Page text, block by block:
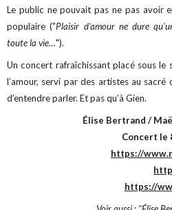
Le public ne pouvait pas ne pas avoir
populaire ("Plaisir d'amour ne dure
toute la vie…").
Un concert rafraîchissant placé sous le
l’amour, servi par des artistes au sacré
d’entendre parler. Et pas qu’à Gien.
Élise Bertrand /
Concert le
https://
https://